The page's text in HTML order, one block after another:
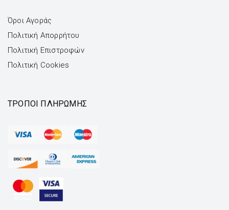
Όροι Αγοράς
Πολιτική Απορρήτου
Πολιτική Επιστροφών
Πολιτική Cookies
ΤΡΌΠΟΙ ΠΛΗΡΩΜΉΣ